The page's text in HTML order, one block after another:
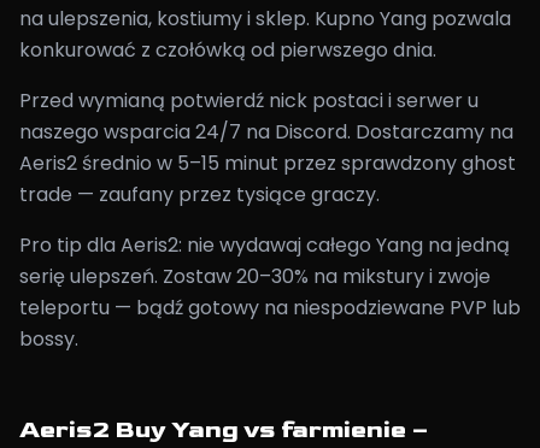
na ulepszenia, kostiumy i sklep. Kupno Yang pozwala
konkurować z czołówką od pierwszego dnia.
Przed wymianą potwierdź nick postaci i serwer u
naszego wsparcia 24/7 na Discord. Dostarczamy na
Aeris2 średnio w 5–15 minut przez sprawdzony ghost
trade — zaufany przez tysiące graczy.
Pro tip dla Aeris2: nie wydawaj całego Yang na jedną
serię ulepszeń. Zostaw 20–30% na mikstury i zwoje
teleportu — bądź gotowy na niespodziewane PVP lub
bossy.
Aeris2 Buy Yang vs farmienie –